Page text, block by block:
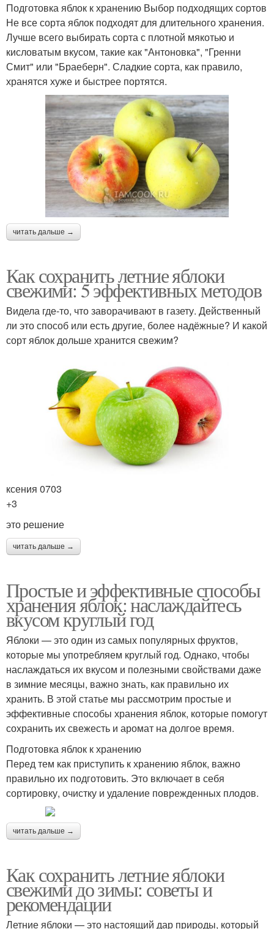
Подготовка яблок к хранению Выбор подходящих сортов
Не все сорта яблок подходят для длительного хранения.
Лучше всего выбирать сорта с плотной мякотью и
кисловатым вкусом, такие как "Антоновка", "Гренни
Смит" или "Браеберн". Сладкие сорта, как правило,
хранятся хуже и быстрее портятся.
читать дальше →
Как сохранить летние яблоки
свежими: 5 эффективных методов
Видела где-то, что заворачивают в газету. Действенный
ли это способ или есть другие, более надёжные? И какой
сорт яблок дольше хранится свежим?
ксения 0703
+3
это решение
читать дальше →
Простые и эффективные способы
хранения яблок: наслаждайтесь
вкусом круглый год
Яблоки — это один из самых популярных фруктов,
которые мы употребляем круглый год. Однако, чтобы
наслаждаться их вкусом и полезными свойствами даже
в зимние месяцы, важно знать, как правильно их
хранить. В этой статье мы рассмотрим простые и
эффективные способы хранения яблок, которые помогут
сохранить их свежесть и аромат на долгое время.
Подготовка яблок к хранению
Перед тем как приступить к хранению яблок, важно
правильно их подготовить. Это включает в себя
сортировку, очистку и удаление поврежденных плодов.
читать дальше →
Как сохранить летние яблоки
свежими до зимы: советы и
рекомендации
Летние яблоки — это настоящий дар природы, который